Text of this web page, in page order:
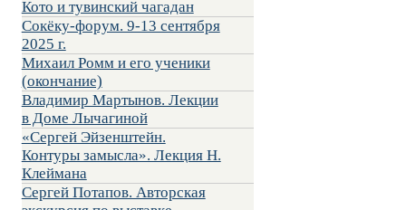
Кото и тувинский чагадан
Сокёку-форум. 9-13 сентября
2025 г.
Михаил Ромм и его ученики
(окончание)
Владимир Мартынов. Лекции
в Доме Лычагиной
«Сергей Эйзенштейн.
Контуры замысла». Лекция Н.
Клеймана
Сергей Потапов. Авторская